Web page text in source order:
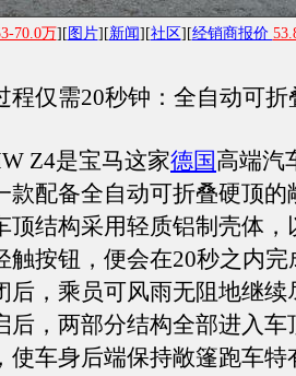
70.0万][ 图片][新闻][社区][经销商报价
仅需20秒钟：全自动可折
Z4是宝马这家德国高端汽
款配备全自动可折叠硬顶的
顶结构采用轻质铝制壳体，
触按钮，便会在20秒之内
后，乘员可风雨无阻地继续
后，两部分结构全部进入车
使车身后端保持敞篷跑车特